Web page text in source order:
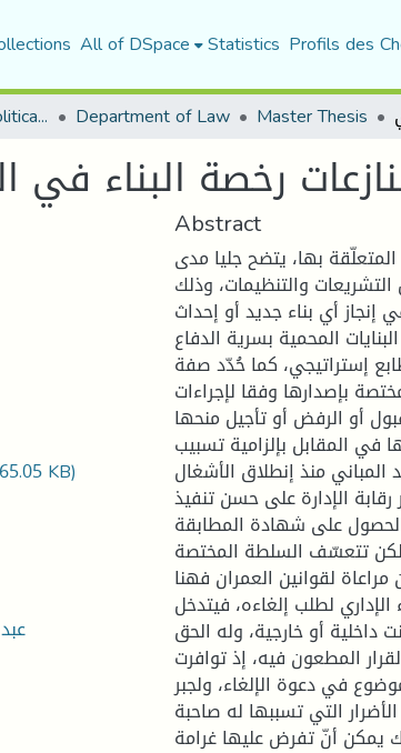
All of DSpace Statistics Profils des
Faculty of Law and Political Science Department of Law Master Thesis
رخصة البناء في
KB)
Abstract
المتعلّقة بها، يتضح جليا مدى
والتنظيمات، وذلك
أي بناء جديد أو إحداث
المحمية بسرية الدفاع
إستراتيجي، كما حُدّد صفة
بإصدارها وفقا لإجراءات
أو الرفض أو تأجيل منحها
في المقابل بإلزامية تسبيب
المباني منذ إنطلاق الأشغال
الإدارة على حسن تنفيذ
على شهادة المطابقة .
لكن تتعسّف السلطة المختصة
لقوانين العمران فهنا
لطلب إلغاءه، فيتدخل
داخلية أو خارجية، وله الحق
المطعون فيه، إذ توافرت
في دعوة الإلغاء، ولجبر
التي تسببها له صاحبة
يمكن أنّ تفرض عليها غرامة